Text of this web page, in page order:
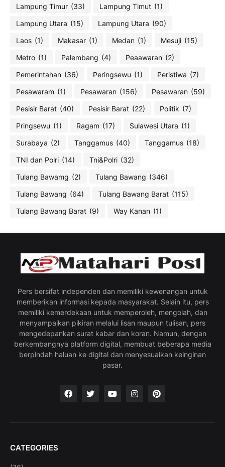
Lampung Timur (33) Lampung Timut (1)
Lampung Utara (15) Lampung Utara (90)
Laos (1) Makasar (1) Medan (1) Mesuji (15)
Metro (1) Palembang (4) Peaawaran (2)
Pemerintahan (36) Peringsewu (1) Peristiwa (7)
Pesawaram (1) Pesawaran (156) Pesawaran (59)
Pesisir Barat (40) Pesisir Barat (22) Politik (7)
Pringsewu (1) Ragam (17) Sulawesi Utara (1)
Surabaya (2) Tanggamus (40) Tanggamus (18)
TNI dan Polri (14) Tni&Polri (32)
Tulang Bawamg (2) Tulang Bawang (346)
Tulang Bawang (64) Tulang Bawang Barat (115)
Tulang Bawang Barat (9) Way Kanan (1)
Pers bersifat independen dan memiliki kewenangan untuk
memberikan informasi kepada masyarakat. Selain itu, pers
memiliki kemerdekaan untuk memperoleh, mengolah, dan
menyampaikan pikiran melalui lisan maupun tulisan, pers
mengedepankan surat kabar dan koran. Namun, dengan
berkembangnya platform digital, membuat beberapa media
berpindah haluan ke digital dan menyesuaikan keinginan
pasar.
CATEGORIES